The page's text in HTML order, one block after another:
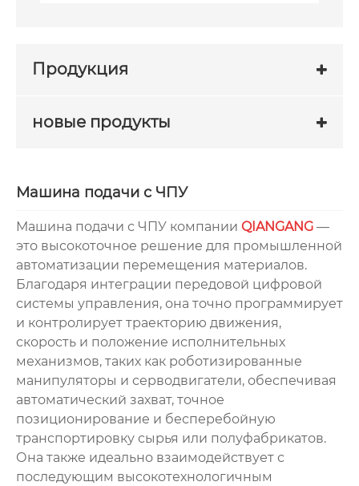
Продукция
новые продукты
Машина подачи с ЧПУ
Машина подачи с ЧПУ компании QIANGANG —
это высокоточное решение для промышленной
автоматизации перемещения материалов.
Благодаря интеграции передовой цифровой
системы управления, она точно программирует
и контролирует траекторию движения,
скорость и положение исполнительных
механизмов, таких как роботизированные
манипуляторы и серводвигатели, обеспечивая
автоматический захват, точное
позиционирование и бесперебойную
транспортировку сырья или полуфабрикатов.
Она также идеально взаимодействует с
последующим высокотехнологичным